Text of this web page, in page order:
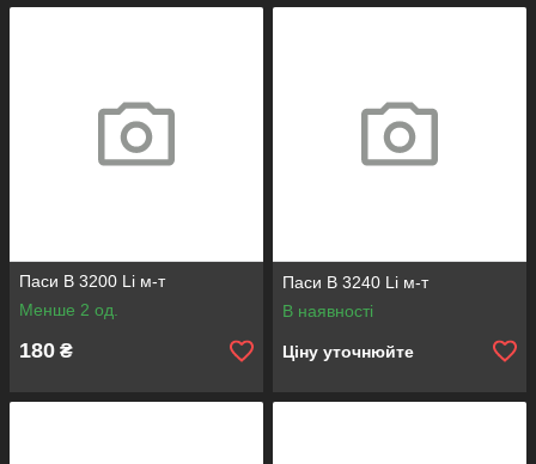
Паси B 3200 Li м-т
Менше 2 од.
180 ₴
Паси B 3240 Li м-т
В наявності
Ціну уточнюйте